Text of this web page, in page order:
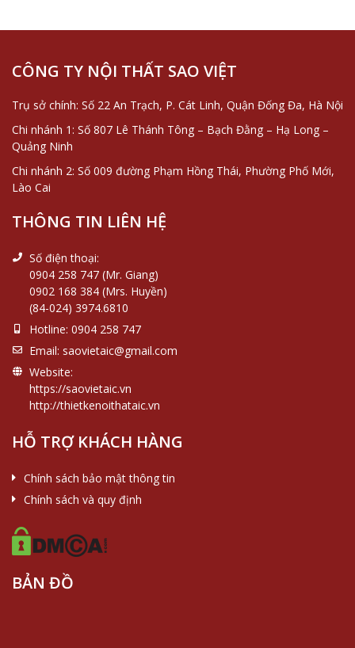
CÔNG TY NỘI THẤT SAO VIỆT
Trụ sở chính: Số 22 An Trạch, P. Cát Linh, Quận Đống Đa, Hà Nội
Chi nhánh 1: Số 807 Lê Thánh Tông – Bạch Đằng – Hạ Long –
Quảng Ninh
Chi nhánh 2: Số 009 đường Phạm Hồng Thái, Phường Phố Mới,
Lào Cai
THÔNG TIN LIÊN HỆ
Số điện thoại:
0904 258 747 (Mr. Giang)
0902 168 384 (Mrs. Huyền)
(84-024) 3974.6810
Hotline: 0904 258 747
Email: saovietaic@gmail.com
Website:
https://saovietaic.vn
http://thietkenoithataic.vn
HỖ TRỢ KHÁCH HÀNG
Chính sách bảo mật thông tin
Chính sách và quy định
BẢN ĐỒ